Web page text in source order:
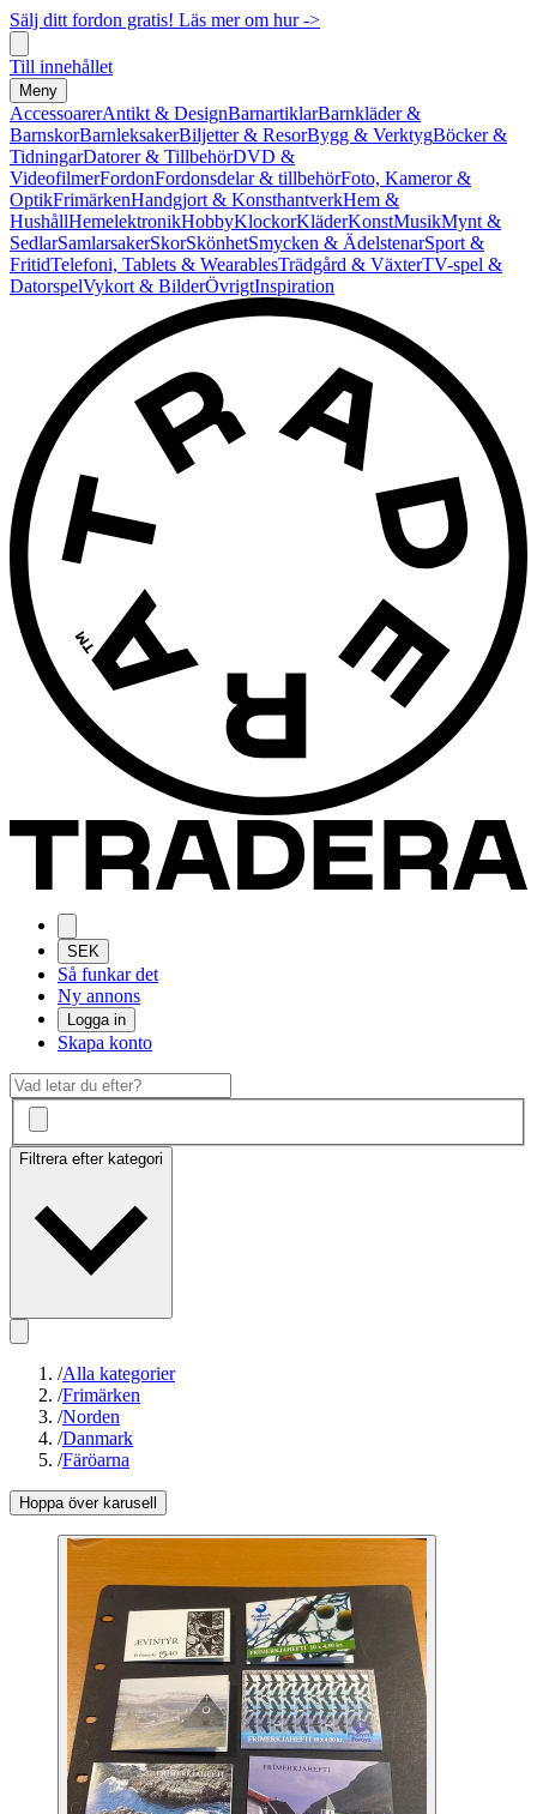
Sälj ditt fordon gratis! Läs mer om hur ->
Till innehållet
Meny
AccessoarerAntikt & DesignBarnartiklarBarnkläder &
BarnskorBarnleksakerBiljetter & ResorBygg & VerktygBöcker &
TidningarDatorer & TillbehörDVD &
VideofilmerFordonFordonsdelar & tillbehörFoto, Kameror &
OptikFrimärkenHandgjort & KonsthantverkHem &
HushållHemelektronikHobbyKlockorKläderKonstMusikMynt &
SedlarSamlarsakerSkorSkönhetSmycken & ÄdelstenarSport &
FritidTelefoni, Tablets & WearablesTrädgård & VäxterTV-spel &
DatorspelVykort & BilderÖvrigtInspiration
SEK
Så funkar det
Ny annons
Logga in
Skapa konto
Filtrera efter kategori
/Alla kategorier
/Frimärken
/Norden
/Danmark
/Färöarna
Hoppa över karusell